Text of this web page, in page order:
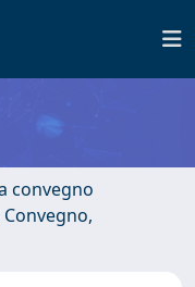
convegno